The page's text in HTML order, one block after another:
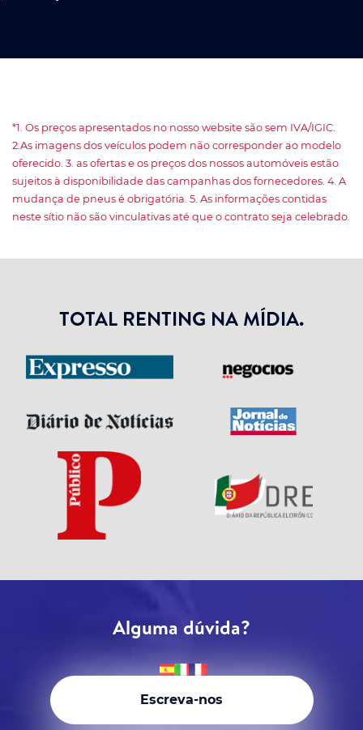
*1. Os preços apresentados no nosso website são sem IVA/IGIC.
2.As imagens dos veículos podem não corresponder ao modelo
oferecido. 3. as ofertas e os preços dos nossos automóveis estão
sujeitos à disponibilidade das campanhas dos fornecedores. 4. A
mudança de pneus é obrigatória. 5. As informações contidas
neste sítio não são vinculativas até que o contrato seja celebrado.
TOTAL RENTING NA MÍDIA.
Alguma dúvida?
Escreva-nos